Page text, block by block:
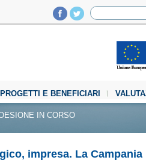
PROGETTI E BENEFICIARI
IN CORSO
impresa. La Campania